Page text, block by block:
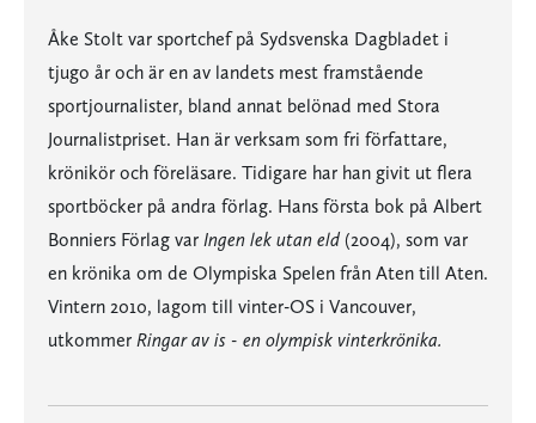
Åke Stolt var sportchef på Sydsvenska Dagbladet i
tjugo år och är en av landets mest framstående
sportjournalister, bland annat belönad med Stora
Journalistpriset. Han är verksam som fri författare,
krönikör och föreläsare. Tidigare har han givit ut flera
sportböcker på andra förlag. Hans första bok på Albert
Bonniers Förlag var Ingen lek utan eld (2004), som var
en krönika om de Olympiska Spelen från Aten till Aten.
Vintern 2010, lagom till vinter-OS i Vancouver,
utkommer Ringar av is - en olympisk vinterkrönika.